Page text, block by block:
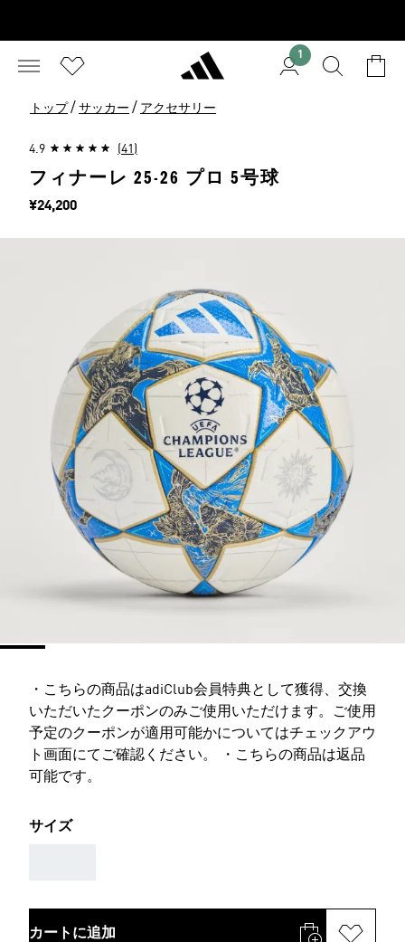
1
トップ / サッカー / アクセサリー
4.9 (41)
フィナーレ 25-26 プロ 5号球
価格
¥24,200
・こちらの商品はadiClub会員特典として獲得、交換
いただいたクーポンのみご使用いただけます。ご使用
予定のクーポンが適用可能かについてはチェックアウ
ト画面にてご確認ください。 ・こちらの商品は返品
可能です。
サイズ
カートに追加